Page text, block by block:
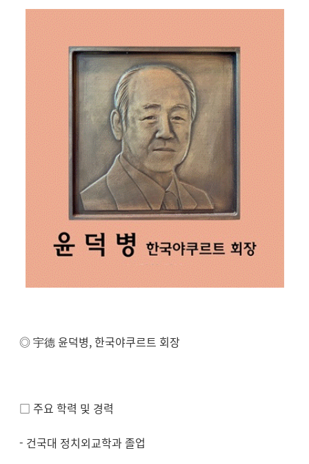
◎ 宇德 윤덕병, 한국야쿠르트 회장
□ 주요 학력 및 경력
- 건국대 정치외교학과 졸업